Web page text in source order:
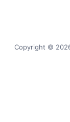
Copyright ©